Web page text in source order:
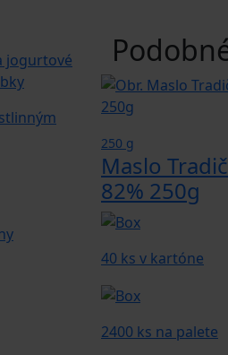
jogurtové
250 g
Maslo
82% 250g
40 ks v kartóne
2400 ks na palete